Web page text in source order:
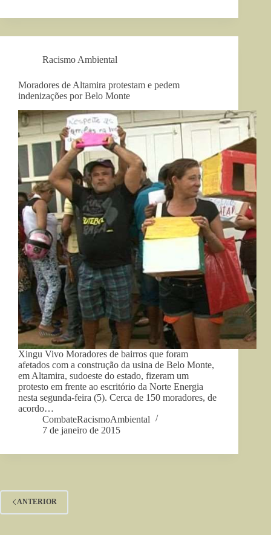
Racismo Ambiental
Moradores de Altamira protestam e pedem
indenizações por Belo Monte
Xingu Vivo Moradores de bairros que foram
afetados com a construção da usina de Belo Monte,
em Altamira, sudoeste do estado, fizeram um
protesto em frente ao escritório da Norte Energia
nesta segunda-feira (5). Cerca de 150 moradores, de
acordo…
CombateRacismoAmbiental
7 de janeiro de 2015
ANTERIOR